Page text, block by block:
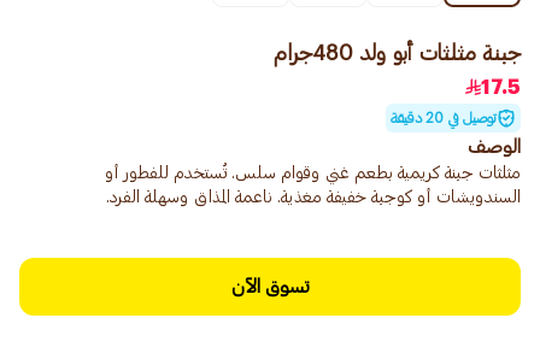
جبنة مثلثات أبو ولد 480جرام
17.5
توصيل في 20 دقيقة
الوصف
مثلثات جبنة كريمية بطعم غني وقوام سلس. تُستخدم للفطور أو
السندويشات أو كوجبة خفيفة مغذية. ناعمة المذاق وسهلة الفرد.
تسوق الآن